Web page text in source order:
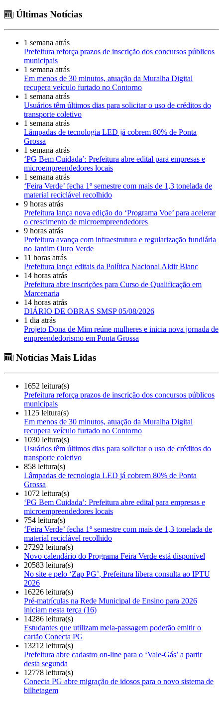
Últimas Notícias
1 semana atrás
Prefeitura reforça prazos de inscrição dos concursos públicos
municipais
1 semana atrás
Em menos de 30 minutos, atuação da Muralha Digital
recupera veículo furtado no Contorno
1 semana atrás
Usuários têm últimos dias para solicitar o uso de créditos do
transporte coletivo
1 semana atrás
Lâmpadas de tecnologia LED já cobrem 80% de Ponta
Grossa
1 semana atrás
‘PG Bem Cuidada’: Prefeitura abre edital para empresas e
microempreendedores locais
1 semana atrás
‘Feira Verde’ fecha 1º semestre com mais de 1,3 tonelada de
material reciclável recolhido
9 horas atrás
Prefeitura lança nova edição do ‘Programa Voe’ para acelerar
o crescimento de microempreendedores
9 horas atrás
Prefeitura avança com infraestrutura e regularização fundiária
no Jardim Ouro Verde
11 horas atrás
Prefeitura lança editais da Política Nacional Aldir Blanc
14 horas atrás
Prefeitura abre inscrições para Curso de Qualificação em
Marcenaria
14 horas atrás
DIÁRIO DE OBRAS SMSP 05/08/2026
1 dia atrás
Projeto Dona de Mim reúne mulheres e inicia nova jornada de
empreendedorismo em Ponta Grossa
Notícias Mais Lidas
1652 leitura(s)
Prefeitura reforça prazos de inscrição dos concursos públicos
municipais
1125 leitura(s)
Em menos de 30 minutos, atuação da Muralha Digital
recupera veículo furtado no Contorno
1030 leitura(s)
Usuários têm últimos dias para solicitar o uso de créditos do
transporte coletivo
858 leitura(s)
Lâmpadas de tecnologia LED já cobrem 80% de Ponta
Grossa
1072 leitura(s)
‘PG Bem Cuidada’: Prefeitura abre edital para empresas e
microempreendedores locais
754 leitura(s)
‘Feira Verde’ fecha 1º semestre com mais de 1,3 tonelada de
material reciclável recolhido
27292 leitura(s)
Novo calendário do Programa Feira Verde está disponível
20583 leitura(s)
No site e pelo ‘Zap PG’, Prefeitura libera consulta ao IPTU
2026
16226 leitura(s)
Pré-matrículas na Rede Municipal de Ensino para 2026
iniciam nesta terça (16)
14286 leitura(s)
Estudantes que utilizam meia-passagem poderão emitir o
cartão Conecta PG
13212 leitura(s)
Prefeitura abre cadastro on-line para o ‘Vale-Gás’ a partir
desta segunda
12778 leitura(s)
Conecta PG abre migração de idosos para o novo sistema de
bilhetagem